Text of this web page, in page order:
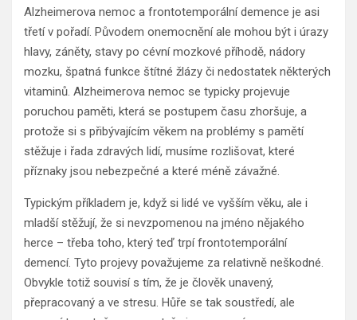
Alzheimerova nemoc a frontotemporální demence je asi
třetí v pořadí. Původem onemocnění ale mohou být i úrazy
hlavy, záněty, stavy po cévní mozkové příhodě, nádory
mozku, špatná funkce štítné žlázy či nedostatek některých
vitaminů. Alzheimerova nemoc se typicky projevuje
poruchou paměti, která se postupem času zhoršuje, a
protože si s přibývajícím věkem na problémy s pamětí
stěžuje i řada zdravých lidí, musíme rozlišovat, které
příznaky jsou nebezpečné a které méně závažné.
Typickým příkladem je, když si lidé ve vyšším věku, ale i
mladší stěžují, že si nevzpomenou na jméno nějakého
herce – třeba toho, který teď trpí frontotemporální
demencí. Tyto projevy považujeme za relativně neškodné.
Obvykle totiž souvisí s tím, že je člověk unavený,
přepracovaný a ve stresu. Hůře se tak soustředí, ale